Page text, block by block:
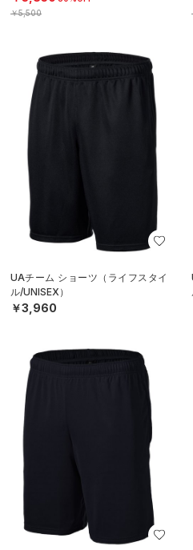
￥5,500
UAチーム ショーツ（ライフスタイ
ル/UNISEX）
￥3,960